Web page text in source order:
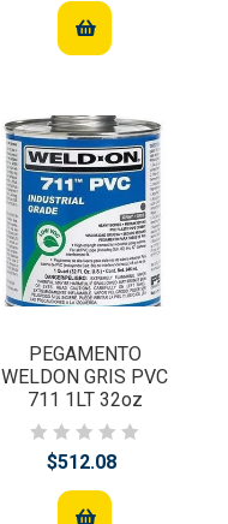
PEGAMENTO
WELDON GRIS PVC
711 1LT 32oz
$512.08